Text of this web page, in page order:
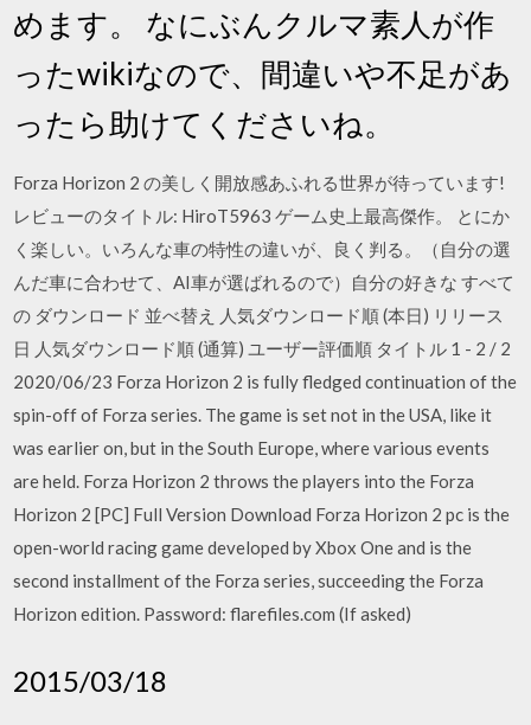
めます。 なにぶんクルマ素人が作
ったwikiなので、間違いや不足があ
ったら助けてくださいね。
Forza Horizon 2 の美しく開放感あふれる世界が待っています!
レビューのタイトル: HiroT5963 ゲーム史上最高傑作。 とにか
く楽しい。いろんな車の特性の違いが、良く判る。（自分の選
んだ車に合わせて、AI車が選ばれるので）自分の好きな すべて
の ダウンロード 並べ替え 人気ダウンロード順 (本日) リリース
日 人気ダウンロード順 (通算) ユーザー評価順 タイトル 1 - 2 / 2
2020/06/23 Forza Horizon 2 is fully fledged continuation of the
spin-off of Forza series. The game is set not in the USA, like it
was earlier on, but in the South Europe, where various events
are held. Forza Horizon 2 throws the players into the Forza
Horizon 2 [PC] Full Version Download Forza Horizon 2 pc is the
open-world racing game developed by Xbox One and is the
second installment of the Forza series, succeeding the Forza
Horizon edition. Password: flarefiles.com (If asked)
2015/03/18